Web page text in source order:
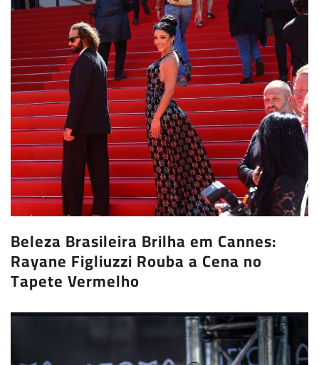
Beleza Brasileira Brilha em Cannes:
Rayane Figliuzzi Rouba a Cena no
Tapete Vermelho